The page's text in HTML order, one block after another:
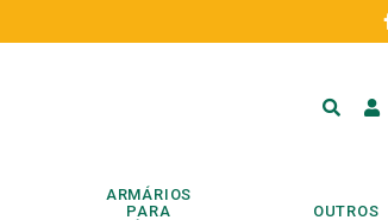
ARMÁRIOS
PARA
OUTROS